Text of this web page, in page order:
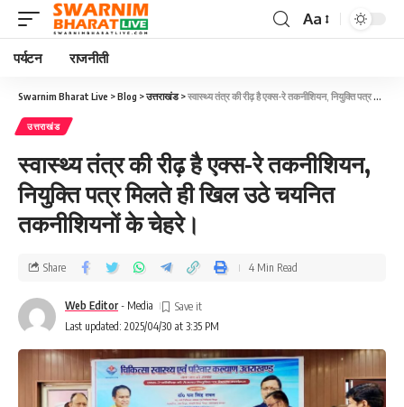
Aa
पर्यटन राजनीती
Swarnim Bharat Live >Blog >उत्तराखंड>स्वास्थ्य तंत्र की रीढ़ है एक्स-रे तकनीशियन, नियुक्ति पत्र मिलते ही खिल उठे चयनित तकनीशियनों के चेहरे।
उत्तराखंड
स्वास्थ्य तंत्र की रीढ़ है एक्स-रे तकनीशियन,
नियुक्ति पत्र मिलते ही खिल उठे चयनित
तकनीशियनों के चेहरे।
Last updated: 2025/04/30 at 3:35 PM
Web Editor - Media
Share 4 Min Read